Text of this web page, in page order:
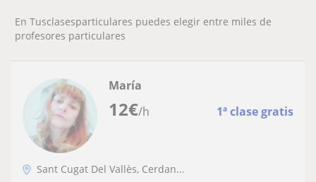
En Tusclasesparticulares puedes elegir entre miles de
profesores particulares
12€/h 1ª clase gratis
María
Sant Cugat Del Vallès, Cerdan...